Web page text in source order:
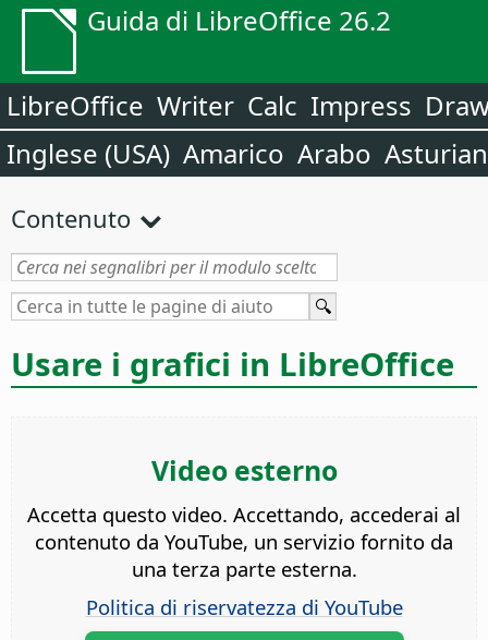
Guida di LibreOffice 26.2
LibreOffice Writer Calc Impress
Inglese (USA) Amarico Arabo
Contenuto
Usare i grafici in LibreOffice
Video esterno
Accetta questo video. Accettando, accederai al
contenuto da YouTube, un servizio fornito da
una terza parte esterna.
Politica di riservatezza di YouTube